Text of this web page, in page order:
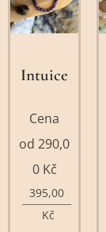
Intuice
Cena
od 290,0
0Kč
395,00
Kč